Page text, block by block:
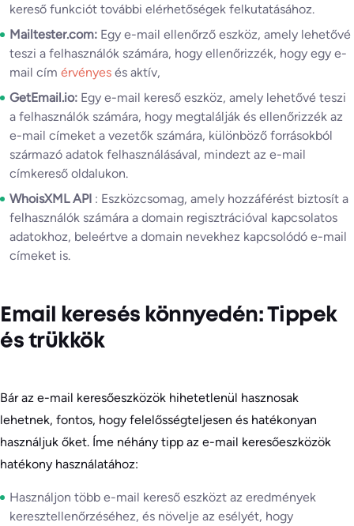
kereső funkciót további elérhetőségek felkutatásához.
Mailtester.com: Egy e-mail ellenőrző eszköz, amely lehetővé
teszi a felhasználók számára, hogy ellenőrizzék, hogy egy e-
mail cím érvényes és aktív,
GetEmail.io: Egy e-mail kereső eszköz, amely lehetővé teszi
a felhasználók számára, hogy megtalálják és ellenőrizzék az
e-mail címeket a vezetők számára, különböző forrásokból
származó adatok felhasználásával, mindezt az e-mail
címkereső oldalukon.
WhoisXML API : Eszközcsomag, amely hozzáférést biztosít a
felhasználók számára a domain regisztrációval kapcsolatos
adatokhoz, beleértve a domain nevekhez kapcsolódó e-mail
címeket is.
Email keresés könnyedén: Tippek
és trükkök
Bár az e-mail keresőeszközök hihetetlenül hasznosak
lehetnek, fontos, hogy felelősségteljesen és hatékonyan
használjuk őket. Íme néhány tipp az e-mail keresőeszközök
hatékony használatához:
Használjon több e-mail kereső eszközt az eredmények
keresztellenőrzéséhez, és növelje az esélyét, hogy